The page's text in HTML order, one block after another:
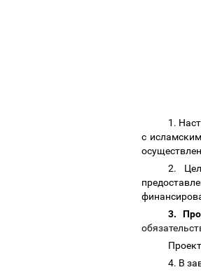
1.
с
2.
3.
4. В